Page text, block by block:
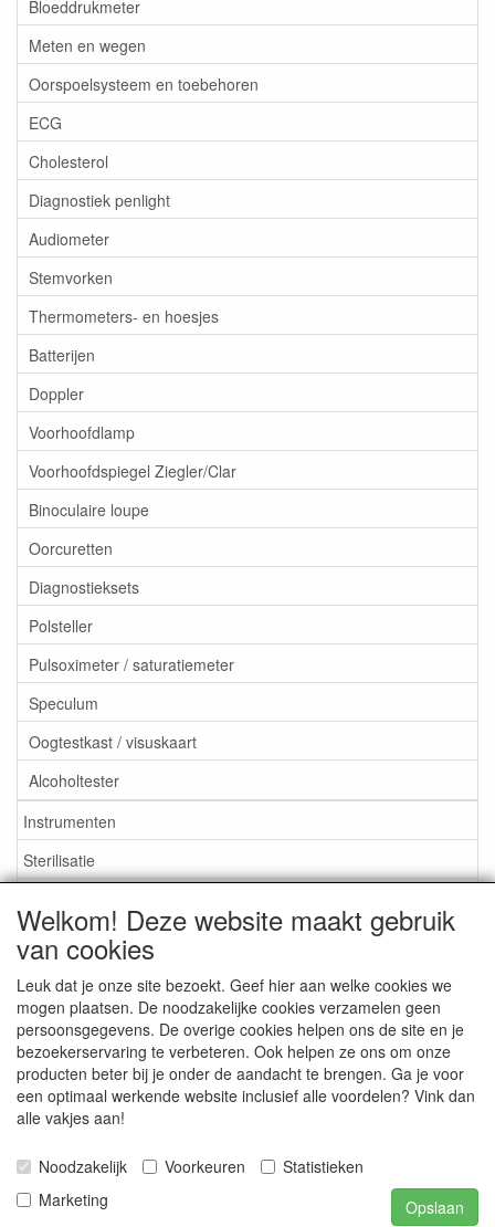
Bloeddrukmeter
Meten en wegen
Oorspoelsysteem en toebehoren
ECG
Cholesterol
Diagnostiek penlight
Audiometer
Stemvorken
Thermometers- en hoesjes
Batterijen
Doppler
Voorhoofdlamp
Voorhoofdspiegel Ziegler/Clar
Binoculaire loupe
Oorcuretten
Diagnostieksets
Polsteller
Pulsoximeter / saturatiemeter
Speculum
Oogtestkast / visuskaart
Alcoholtester
Instrumenten
Sterilisatie
Aktieartikelen
Medisan Trading te Alblasserdam. Alle genoemde prijzen zijn
inclusief BTW enexclusief verzendkostentenzij anders
aangegeven.
Welkom! Deze website maakt gebruik
van cookies
Leuk dat je onze site bezoekt. Geef hier aan welke cookies we
mogen plaatsen. De noodzakelijke cookies verzamelen geen
persoonsgegevens. De overige cookies helpen ons de site en je
bezoekerservaring te verbeteren. Ook helpen ze ons om onze
producten beter bij je onder de aandacht te brengen. Ga je voor
een optimaal werkende website inclusief alle voordelen? Vink dan
alle vakjes aan!
Noodzakelijk Voorkeuren
Statistieken
Marketing
Opslaan